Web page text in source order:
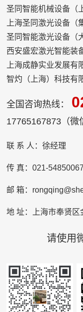
圣同智能机械设备（
上海圣同激光设备（
圣同智能激光设备（
西安盛宏激光智能装
上海成静实业发展有
智灼（上海）科技有
全国咨询热线：
17765167873（微
联 系 人：徐经理
传 真：021-54850067
邮 箱：
地 址：上海市奉贤
请使用